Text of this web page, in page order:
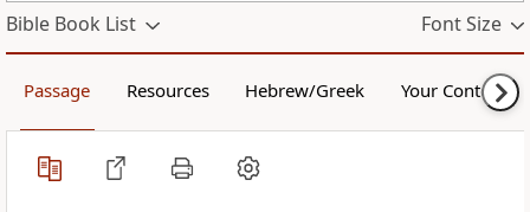
Bible Book List Font Size
Passage Resources Hebrew/Greek Your Content